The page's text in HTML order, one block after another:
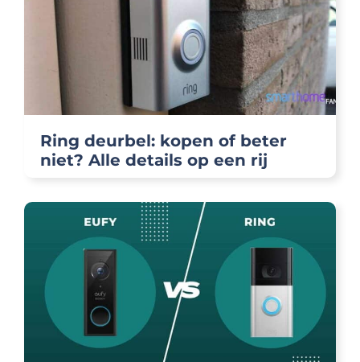
Ring deurbel: kopen of beter
niet? Alle details op een rij